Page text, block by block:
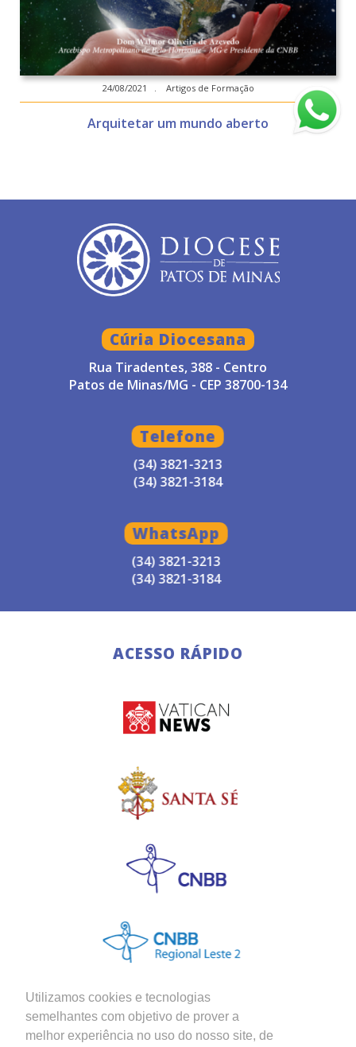
Utilizamos cookies e tecnologias
semelhantes com objetivo de prover a
melhor experiência no uso do nosso site, de
24/08/2021 . Artigos de Formação
Arquitetar um mundo aberto
Cúria Diocesana
Rua Tiradentes, 388 - Centro
Patos de Minas/MG - CEP 38700-134
Telefone
(34) 3821-3213
(34) 3821-3184
WhatsApp
(34) 3821-3213
(34) 3821-3184
ACESSO RÁPIDO